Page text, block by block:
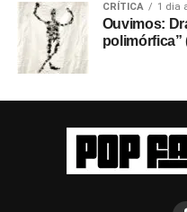
CRÍTICA 1 dia
Ouvimos:
polimórfica”